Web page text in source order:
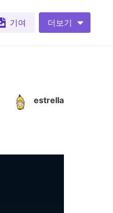
기여 더보기
estrella